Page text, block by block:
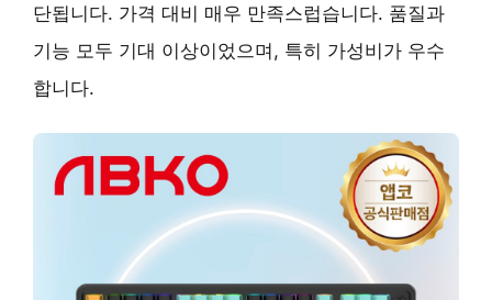
단됩니다. 가격 대비 매우 만족스럽습니다. 품질과
기능 모두 기대 이상이었으며, 특히 가성비가 우수
합니다.